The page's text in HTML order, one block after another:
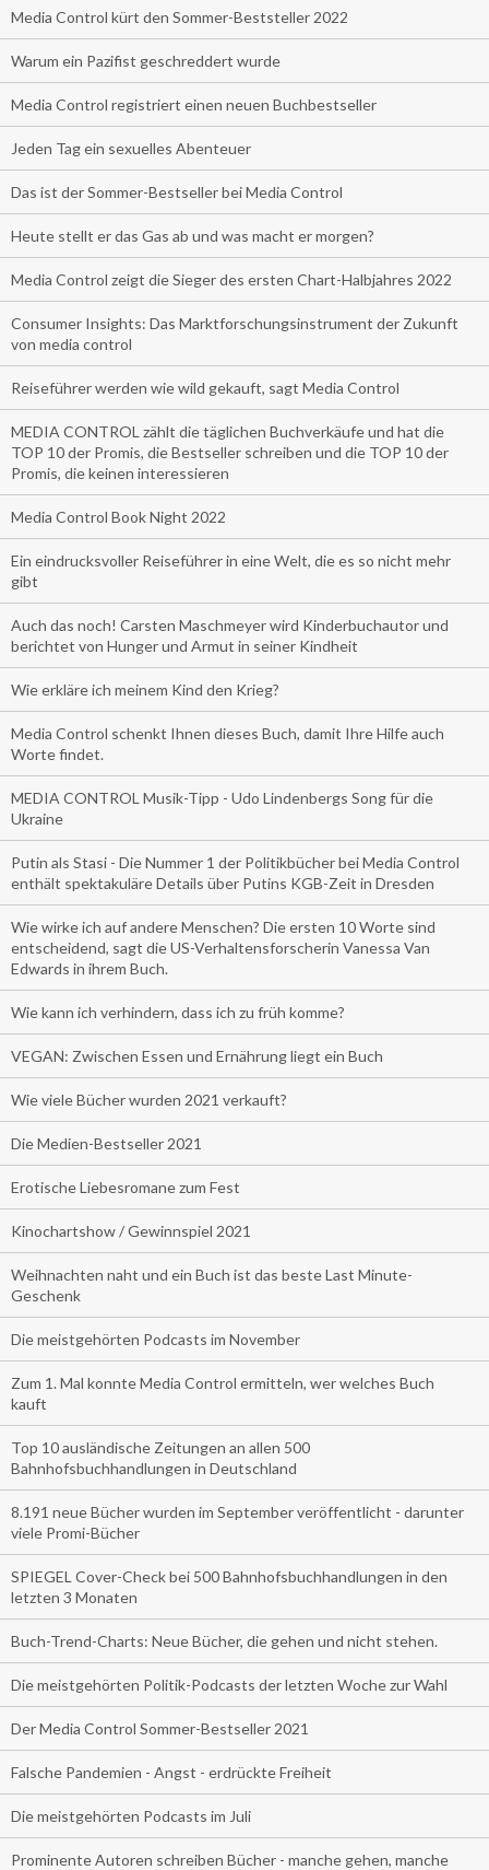
Media Control kürt den Sommer-Beststeller 2022
Warum ein Pazifist geschreddert wurde
Media Control registriert einen neuen Buchbestseller
Jeden Tag ein sexuelles Abenteuer
Das ist der Sommer-Bestseller bei Media Control
Heute stellt er das Gas ab und was macht er morgen?
Media Control zeigt die Sieger des ersten Chart-Halbjahres 2022
Consumer Insights: Das Marktforschungsinstrument der Zukunft
von media control
Reiseführer werden wie wild gekauft, sagt Media Control
MEDIA CONTROL zählt die täglichen Buchverkäufe und hat die
TOP 10 der Promis, die Bestseller schreiben und die TOP 10 der
Promis, die keinen interessieren
Media Control Book Night 2022
Ein eindrucksvoller Reiseführer in eine Welt, die es so nicht mehr
gibt
Auch das noch! Carsten Maschmeyer wird Kinderbuchautor und
berichtet von Hunger und Armut in seiner Kindheit
Wie erkläre ich meinem Kind den Krieg?
Media Control schenkt Ihnen dieses Buch, damit Ihre Hilfe auch
Worte findet.
MEDIA CONTROL Musik-Tipp - Udo Lindenbergs Song für die
Ukraine
Putin als Stasi - Die Nummer 1 der Politikbücher bei Media Control
enthält spektakuläre Details über Putins KGB-Zeit in Dresden
Wie wirke ich auf andere Menschen? Die ersten 10 Worte sind
entscheidend, sagt die US-Verhaltensforscherin Vanessa Van
Edwards in ihrem Buch.
Wie kann ich verhindern, dass ich zu früh komme?
VEGAN: Zwischen Essen und Ernährung liegt ein Buch
Wie viele Bücher wurden 2021 verkauft?
Die Medien-Bestseller 2021
Erotische Liebesromane zum Fest
Kinochartshow / Gewinnspiel 2021
Weihnachten naht und ein Buch ist das beste Last Minute-
Geschenk
Die meistgehörten Podcasts im November
Zum 1. Mal konnte Media Control ermitteln, wer welches Buch
kauft
Top 10 ausländische Zeitungen an allen 500
Bahnhofsbuchhandlungen in Deutschland
8.191 neue Bücher wurden im September veröffentlicht - darunter
viele Promi-Bücher
SPIEGEL Cover-Check bei 500 Bahnhofsbuchhandlungen in den
letzten 3 Monaten
Buch-Trend-Charts: Neue Bücher, die gehen und nicht stehen.
Die meistgehörten Politik-Podcasts der letzten Woche zur Wahl
Der Media Control Sommer-Bestseller 2021
Falsche Pandemien - Angst - erdrückte Freiheit
Die meistgehörten Podcasts im Juli
Prominente Autoren schreiben Bücher - manche gehen, manche